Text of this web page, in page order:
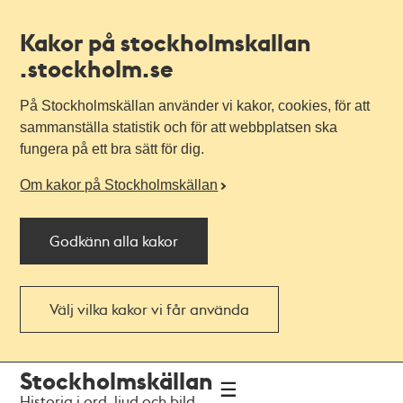
Kakor på stockholmskallan
.stockholm.se
På Stockholmskällan använder vi kakor, cookies, för att
sammanställa statistik och för att webbplatsen ska
fungera på ett bra sätt för dig.
Om kakor på Stockholmskällan
Godkänn alla kakor
Välj vilka kakor vi får använda
navigationen
huvudinnehållet
Stockholmskällan